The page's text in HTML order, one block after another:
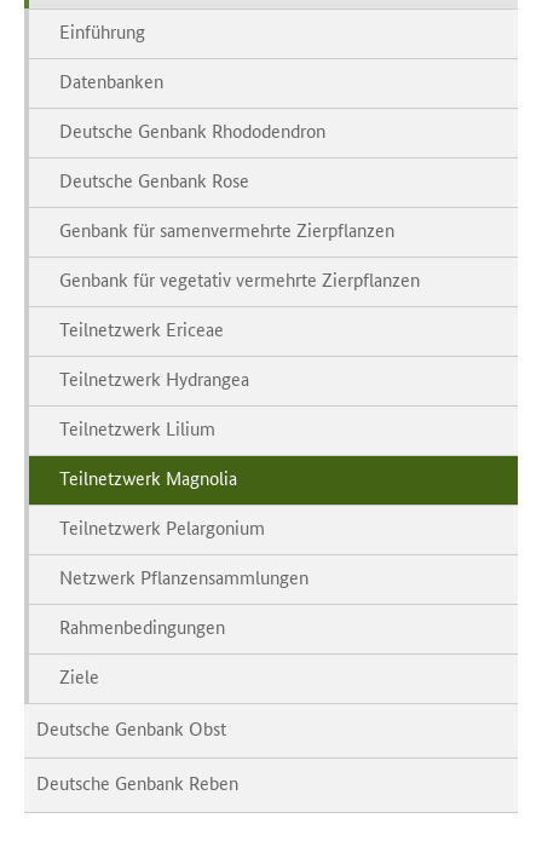
Einführung
Datenbanken
Deutsche Genbank Rhododendron
Deutsche Genbank Rose
Genbank für samenvermehrte Zierpflanzen
Genbank für vegetativ vermehrte Zierpflanzen
Teilnetzwerk Ericeae
Teilnetzwerk Hydrangea
Teilnetzwerk Lilium
Teilnetzwerk Magnolia
Teilnetzwerk Pelargonium
Netzwerk Pflanzensammlungen
Rahmenbedingungen
Ziele
Deutsche Genbank Obst
Deutsche Genbank Reben